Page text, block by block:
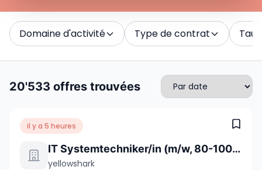
Domaine d'activité Type de contrat
20'533 offres trouvées
il y a 5 heures
IT Systemtechniker/in (m/w, 80-100%)
yellowshark